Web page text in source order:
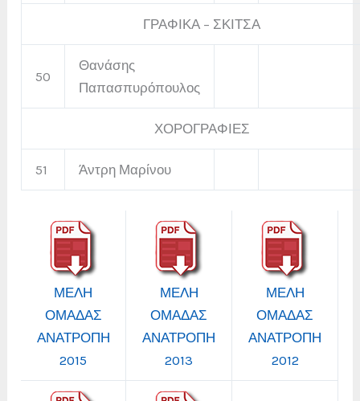
ΓΡΑΦΙΚΑ – ΣΚΙΤΣΑ
50
Θανάσης
Παπασπυρόπουλος
ΧΟΡΟΓΡΑΦΙΕΣ
51 Άντρη Μαρίνου
ΜΕΛΗ
ΟΜΑΔΑΣ
ΑΝΑΤΡΟΠΗ
2015
ΜΕΛΗ
ΟΜΑΔΑΣ
ΑΝΑΤΡΟΠΗ
2013
ΜΕΛΗ
ΟΜΑΔΑΣ
ΑΝΑΤΡΟΠΗ
2012